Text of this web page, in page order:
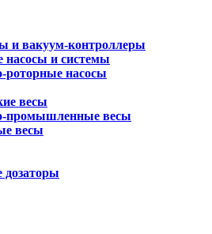
и вакуум-контроллеры
и системы
роторные насосы
весы
промышленные весы
весы